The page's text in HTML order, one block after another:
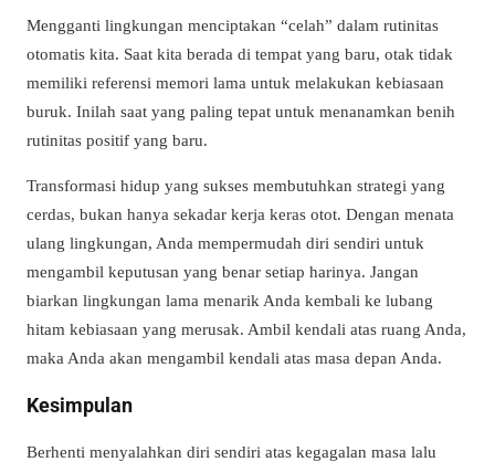
Mengganti lingkungan menciptakan “celah” dalam rutinitas
otomatis kita. Saat kita berada di tempat yang baru, otak tidak
memiliki referensi memori lama untuk melakukan kebiasaan
buruk. Inilah saat yang paling tepat untuk menanamkan benih
rutinitas positif yang baru.
Transformasi hidup yang sukses membutuhkan strategi yang
cerdas, bukan hanya sekadar kerja keras otot. Dengan menata
ulang lingkungan, Anda mempermudah diri sendiri untuk
mengambil keputusan yang benar setiap harinya. Jangan
biarkan lingkungan lama menarik Anda kembali ke lubang
hitam kebiasaan yang merusak. Ambil kendali atas ruang Anda,
maka Anda akan mengambil kendali atas masa depan Anda.
Kesimpulan
Berhenti menyalahkan diri sendiri atas kegagalan masa lalu